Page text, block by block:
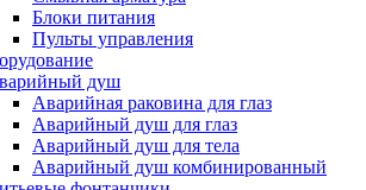
Блоки питания
Пульты управления
душ
Аварийная раковина для глаз
Аварийный душ для глаз
Аварийный душ для тела
Аварийный душ комбинированный